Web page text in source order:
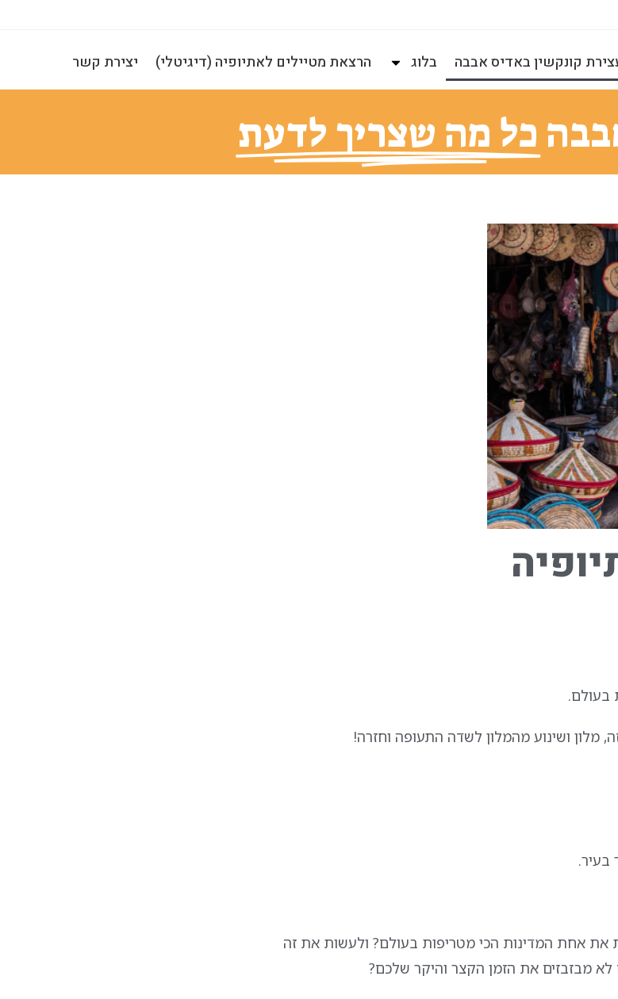
קונקשין באדיס אבבה בלוג הרצאת מטיילים לאתיופיה (דיגיטלי) יצירת קשר
כל מה שצריך לדעת
בעולם.
מלון ושינוע מהמלון לשדה התעופה וחזרה!
בעיר.
את אחת המדינות הכי מטריפות בעולם? ולעשות את זה
מבזבזים את הזמן הקצר והיקר שלכם?